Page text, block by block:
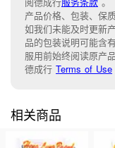
产品价格、包装、保
如我们未能及时更新
品的包装说明可能含
服用前始终阅读原产
德成行 Terms of Use
相关商品